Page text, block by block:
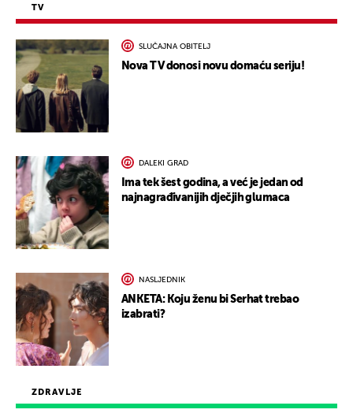
ZDRAVLJE
TV
SLUČAJNA OBITELJ
Nova TV donosi novu domaću seriju!
DALEKI GRAD
Ima tek šest godina, a već je jedan od
najnagrađivanijih dječjih glumaca
NASLJEDNIK
ANKETA: Koju ženu bi Serhat trebao
izabrati?